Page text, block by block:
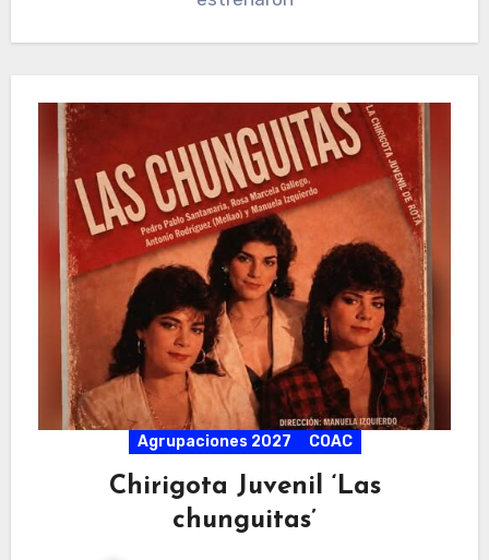
Agrupaciones 2027 COAC
Chirigota Juvenil ‘Las
chunguitas’